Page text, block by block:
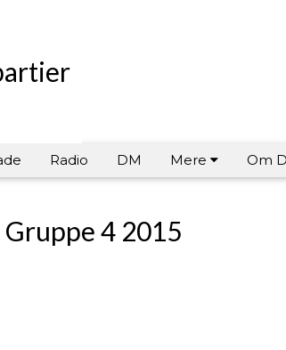
Radio DM Mere Om
4 2015